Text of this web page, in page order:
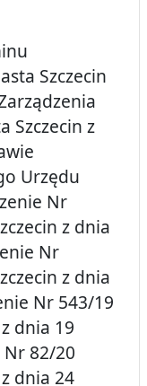
Szczecin
Szczecin z
Urzędu
Nr
z dnia
Nr
z dnia
Nr 543/19
dnia 19
82/20
dnia 24